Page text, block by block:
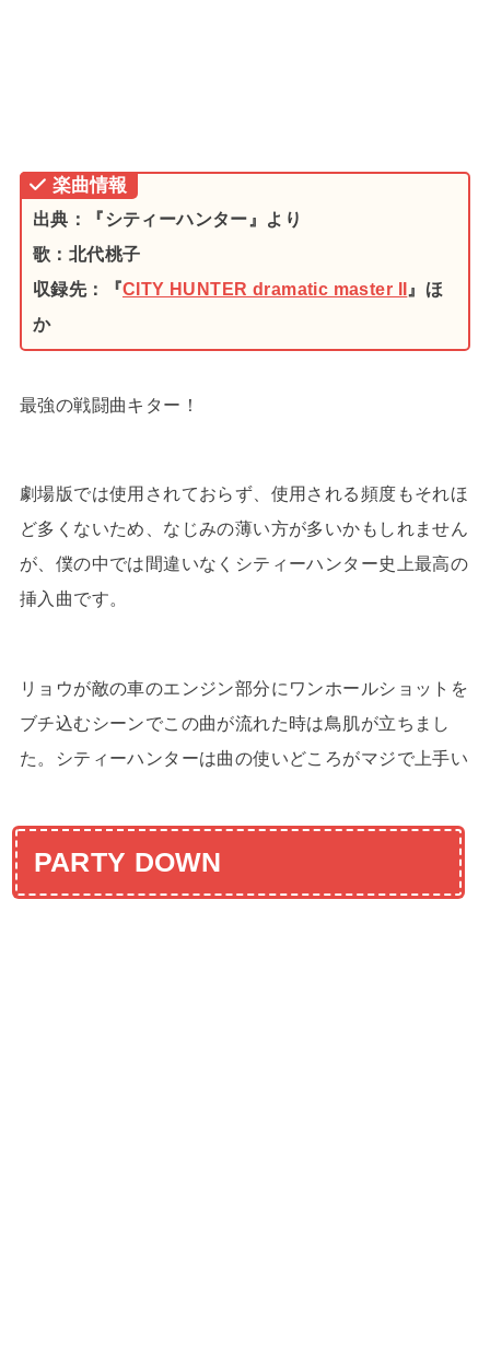
楽曲情報
出典：『シティーハンター』より
歌：北代桃子
収録先：『CITY HUNTER dramatic master II 』ほ
か
最強の戦闘曲キター！
劇場版では使用されておらず、使用される頻度もそれほ
ど多くないため、なじみの薄い方が多いかもしれません
が、僕の中では間違いなくシティーハンター史上最高の
挿入曲です。
リョウが敵の車のエンジン部分にワンホールショットを
ブチ込むシーンでこの曲が流れた時は鳥肌が立ちまし
た。シティーハンターは曲の使いどころがマジで上手い
PARTY DOWN